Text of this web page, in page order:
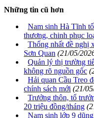
Những tin cũ hơn
Nam sinh Hà Tĩnh
thương, chinh phục
Thống nhất đề nghị
Sơn Quan (21/05/
Quản lý thị trường
không rõ nguồn gốc
Hải quan Cầu Treo
chính sách mới (21/
Trưởng thôn, tổ
20 triệu đồng/tháng
Nam sinh lớp 9